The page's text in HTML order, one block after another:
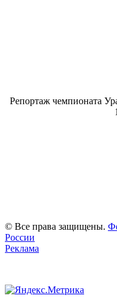
Репортаж чемпионата
© Все права защищены.
России
Реклама